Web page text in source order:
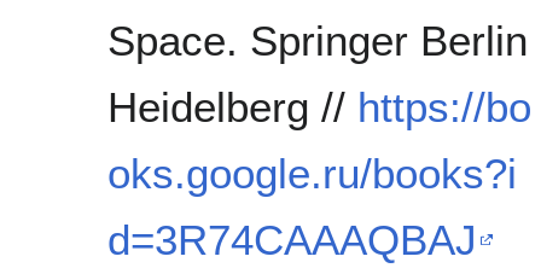
Space. Springer Berlin
Heidelberg // https://bo
oks.google.ru/books?i
d=3R74CAAAQBAJ